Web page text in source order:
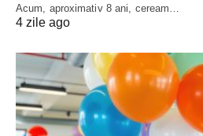
Acum, aproximativ 8 ani, ceream…
4 zile ago